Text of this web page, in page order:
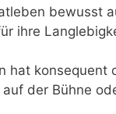
bewusst
ihre
hat konsequent
der Bühne